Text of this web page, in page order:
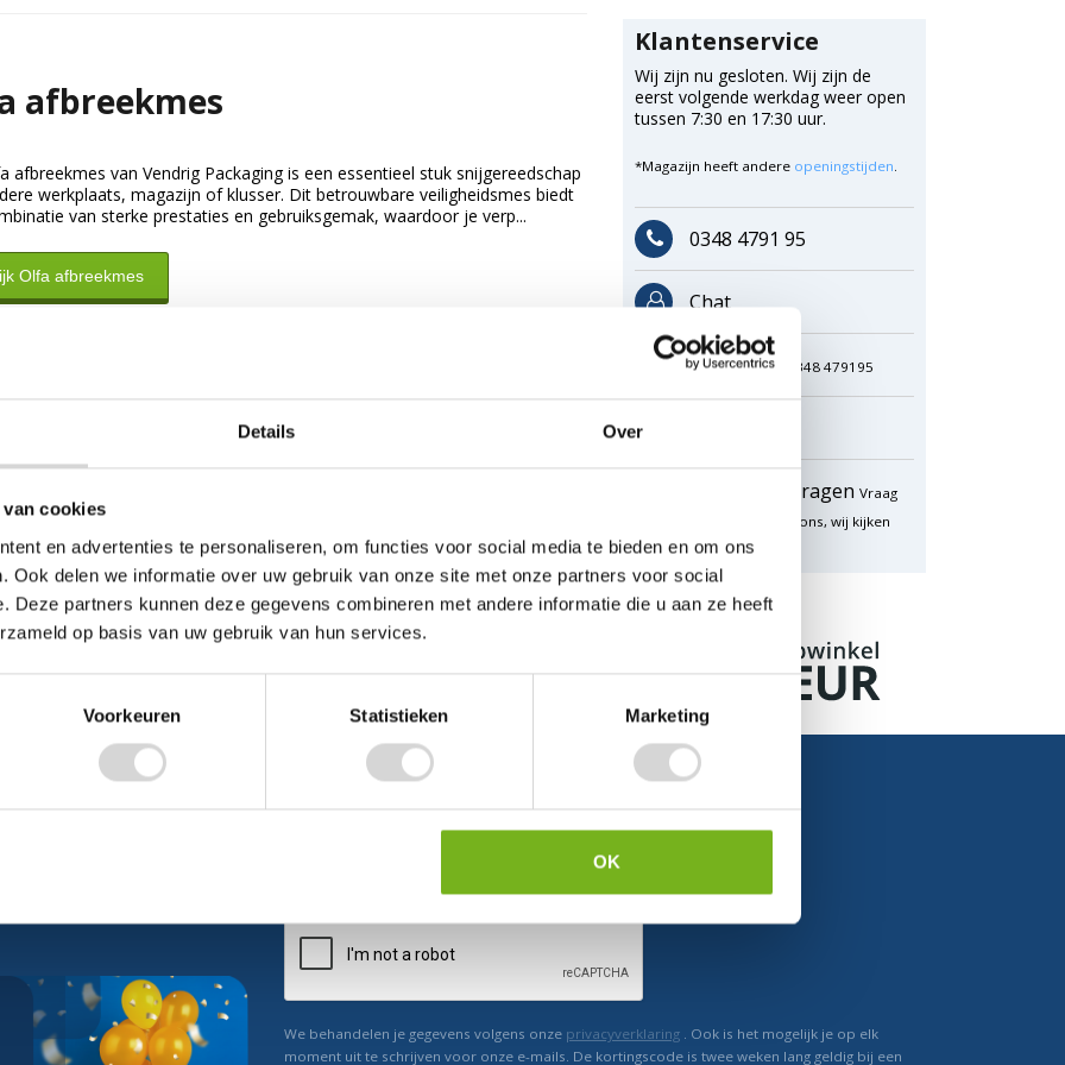
Details Over
cookies
en advertenties te personaliseren, om functies voor social media te bieden en om ons
Ook delen we informatie over uw gebruik van onze site met onze partners voor social
Deze partners kunnen deze gegevens combineren met andere informatie die u aan ze heeft
op basis van uw gebruik van hun services.
Voorkeuren Statistieken Marketing
OK
afbreekmes
afbreekmes van Vendrig Packaging is een essentieel stuk snijgereedschap
werkplaats, magazijn of klusser. Dit betrouwbare veiligheidsmes biedt
van sterke prestaties en gebruiksgemak, waardoor je verp...
Olfa afbreekmes
Klantenservice
Wij zijn nu gesloten. Wij zijn de
eerst volgende werkdag weer open
tussen 7:30 en 17:30 uur.
*Magazijn heeft andere openingstijden.
0348 4791 95
Chat
WhatsApp 0348 479195
Offerte aanvragen Vraag
een speciale prijs op bij ons, wij kijken
naar de mogelijkheden.
Ontvang direct korting
We behandelen je gegevens volgens onze privacyverklaring . Ook is het mogelijk je op elk
moment uit te schrijven voor onze e-mails. De kortingscode is twee weken lang geldig bij een